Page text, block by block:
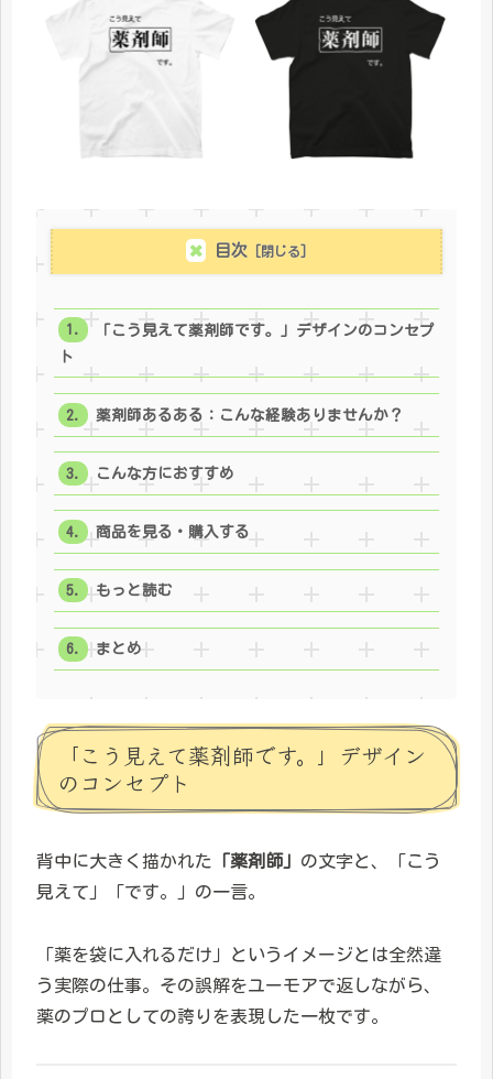
目次
「こう見えて薬剤師です。」デザインのコンセプ
ト
薬剤師あるある：こんな経験ありませんか？
こんな方におすすめ
商品を見る・購入する
もっと読む
まとめ
「こう見えて薬剤師です。」デザイン
のコンセプト
背中に大きく描かれた 「薬剤師」 の文字と、「こう
見えて」「です。」の一言。
「薬を袋に入れるだけ」というイメージとは全然違
う実際の仕事。その誤解をユーモアで返しながら、
薬のプロとしての誇りを表現した一枚です。